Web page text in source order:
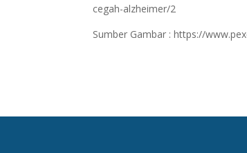
cegah-alzheimer/2
Sumber Gambar :https://